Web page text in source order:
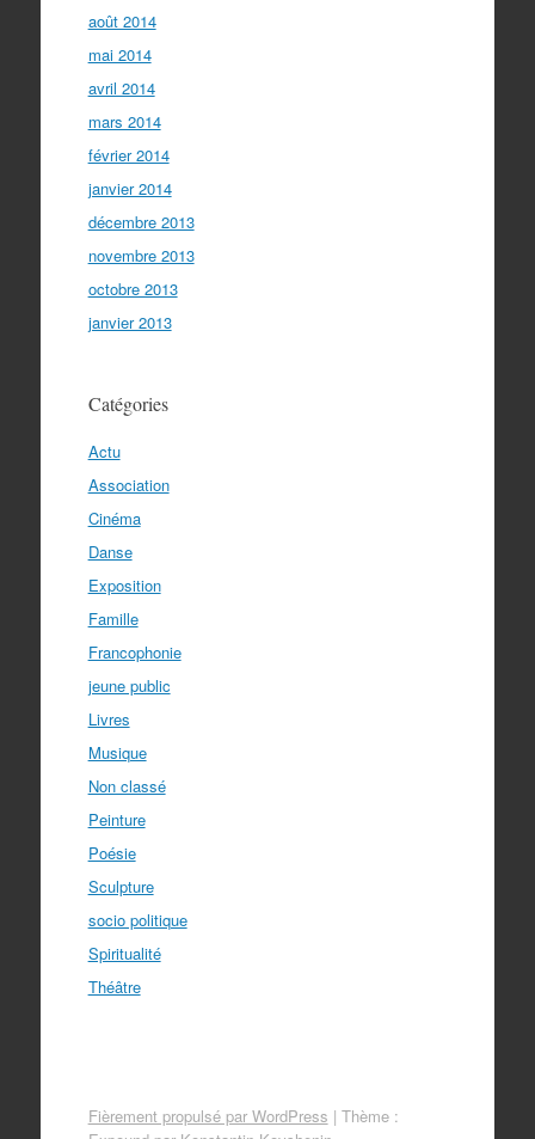
août 2014
mai 2014
avril 2014
mars 2014
février 2014
janvier 2014
décembre 2013
novembre 2013
octobre 2013
janvier 2013
Catégories
Actu
Association
Cinéma
Danse
Exposition
Famille
Francophonie
jeune public
Livres
Musique
Non classé
Peinture
Poésie
Sculpture
socio politique
Spiritualité
Théâtre
Fièrement propulsé par WordPress | Thème :